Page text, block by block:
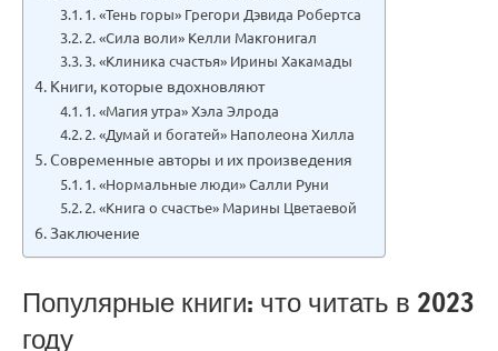
1. «Тень горы» Грегори Дэвида Робертса
2. «Сила воли» Келли Макгонигал
3. «Клиника счастья» Ирины Хакамады
Книги, которые вдохновляют
1. «Магия утра» Хэла Элрода
2. «Думай и богатей» Наполеона Хилла
Современные авторы и их произведения
1. «Нормальные люди» Салли Руни
2. «Книга о счастье» Марины Цветаевой
Заключение
Популярные книги: что читать в 2023
году